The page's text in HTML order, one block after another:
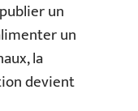
un
un
la
devient